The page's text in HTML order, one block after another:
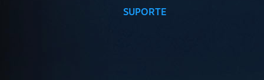
SUPORTE